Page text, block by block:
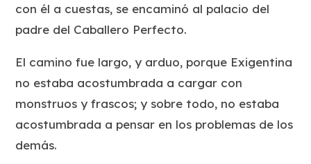
con él a cuestas, se encaminó al palacio del
padre del Caballero Perfecto.
El camino fue largo, y arduo, porque Exigentina
no estaba acostumbrada a cargar con
monstruos y frascos; y sobre todo, no estaba
acostumbrada a pensar en los problemas de los
demás.